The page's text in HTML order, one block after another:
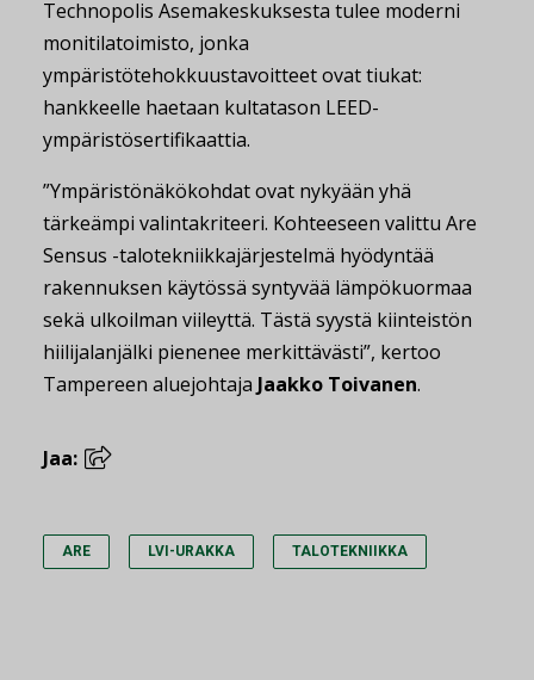
Technopolis Asemakeskuksesta tulee moderni
monitilatoimisto, jonka
ympäristötehokkuustavoitteet ovat tiukat:
hankkeelle haetaan kultatason LEED-
ympäristösertifikaattia.
”Ympäristönäkökohdat ovat nykyään yhä
tärkeämpi valintakriteeri. Kohteeseen valittu Are
Sensus -talotekniikkajärjestelmä hyödyntää
rakennuksen käytössä syntyvää lämpökuormaa
sekä ulkoilman viileyttä. Tästä syystä kiinteistön
hiilijalanjälki pienenee merkittävästi”, kertoo
Tampereen aluejohtaja Jaakko Toivanen.
Jaa:
ARE LVI-URAKKA TALOTEKNIIKKA